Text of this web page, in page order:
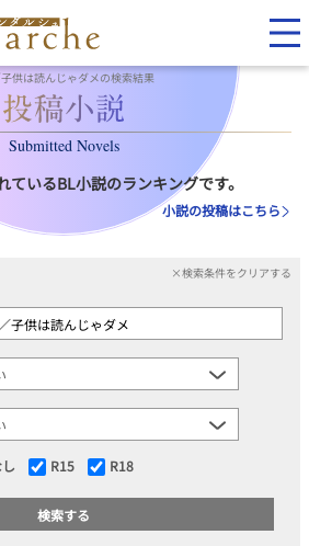
供は読んじゃダメの検索結果
Submitted Novels
ているBL小説のランキングです。
小説の投稿はこちら
×検索条件をクリアする
R15 R18